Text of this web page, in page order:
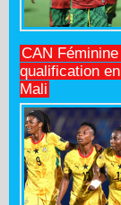
CAN
qualification
Mali